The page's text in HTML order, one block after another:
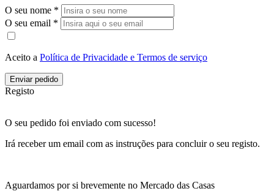
O seu nome *
O seu email *
Aceito a Política de Privacidade e Termos de serviço
Enviar pedido
Registo
O seu pedido foi enviado com sucesso!
Irá receber um email com as instruções para concluir o seu registo.
Aguardamos por si brevemente no Mercado das Casas